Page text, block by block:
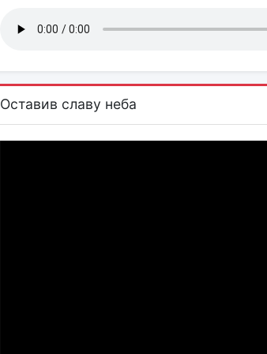
Оставив славу неба